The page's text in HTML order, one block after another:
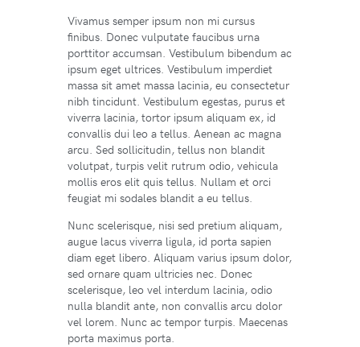
Vivamus semper ipsum non mi cursus
finibus. Donec vulputate faucibus urna
porttitor accumsan. Vestibulum bibendum ac
ipsum eget ultrices. Vestibulum imperdiet
massa sit amet massa lacinia, eu consectetur
nibh tincidunt. Vestibulum egestas, purus et
viverra lacinia, tortor ipsum aliquam ex, id
convallis dui leo a tellus. Aenean ac magna
arcu. Sed sollicitudin, tellus non blandit
volutpat, turpis velit rutrum odio, vehicula
mollis eros elit quis tellus. Nullam et orci
feugiat mi sodales blandit a eu tellus.
Nunc scelerisque, nisi sed pretium aliquam,
augue lacus viverra ligula, id porta sapien
diam eget libero. Aliquam varius ipsum dolor,
sed ornare quam ultricies nec. Donec
scelerisque, leo vel interdum lacinia, odio
nulla blandit ante, non convallis arcu dolor
vel lorem. Nunc ac tempor turpis. Maecenas
porta maximus porta.